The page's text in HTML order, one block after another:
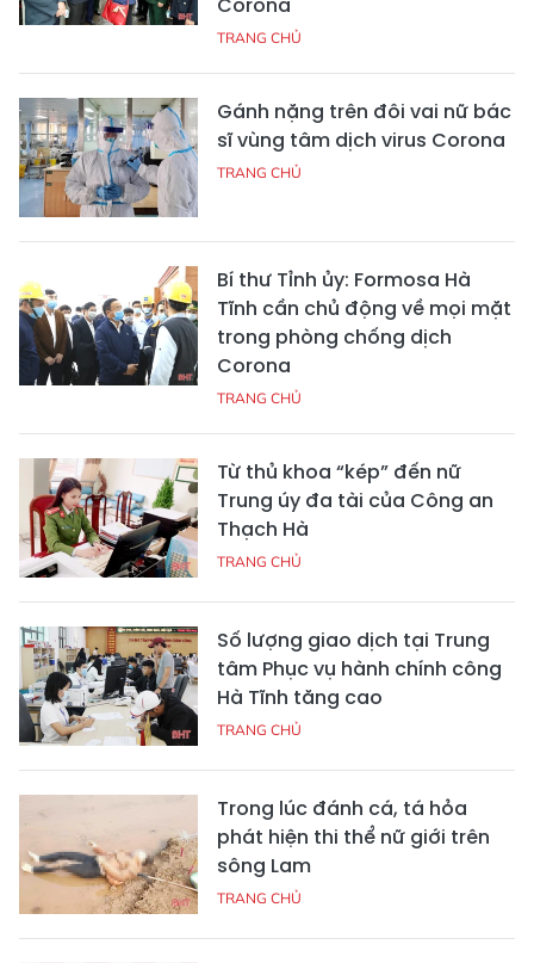
TRANG CHỦ
Gánh nặng trên đôi vai nữ bác
sĩ vùng tâm dịch virus Corona
TRANG CHỦ
Bí thư Tỉnh ủy: Formosa Hà
Tĩnh cần chủ động về mọi mặt
trong phòng chống dịch
Corona
TRANG CHỦ
Từ thủ khoa “kép” đến nữ
Trung úy đa tài của Công an
Thạch Hà
TRANG CHỦ
Số lượng giao dịch tại Trung
tâm Phục vụ hành chính công
Hà Tĩnh tăng cao
TRANG CHỦ
Trong lúc đánh cá, tá hỏa
phát hiện thi thể nữ giới trên
sông Lam
TRANG CHỦ